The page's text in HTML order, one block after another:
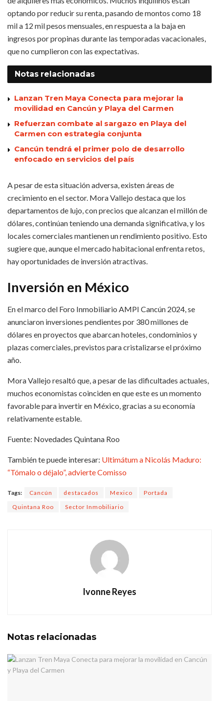
optando por reducir su renta, pasando de montos como 18
mil a 12 mil pesos mensuales, en respuesta a la baja en
ingresos por propinas durante las temporadas vacacionales,
que no cumplieron con las expectativas.
Notas relacionadas
Lanzan Tren Maya Conecta para mejorar la
movilidad en Cancún y Playa del Carmen
Refuerzan combate al sargazo en Playa del
Carmen con estrategia conjunta
Cancún tendrá el primer polo de desarrollo
enfocado en servicios del país
A pesar de esta situación adversa, existen áreas de
crecimiento en el sector. Mora Vallejo destaca que los
departamentos de lujo, con precios que alcanzan el millón de
dólares, continúan teniendo una demanda significativa, y los
locales comerciales mantienen un rendimiento positivo. Esto
sugiere que, aunque el mercado habitacional enfrenta retos,
hay oportunidades de inversión atractivas.
Inversión en México
En el marco del Foro Inmobiliario AMPI Cancún 2024, se
anunciaron inversiones pendientes por 380 millones de
dólares en proyectos que abarcan hoteles, condominios y
plazas comerciales, previstos para cristalizarse el próximo
año.
Mora Vallejo resaltó que, a pesar de las dificultades actuales,
muchos economistas coinciden en que este es un momento
favorable para invertir en México, gracias a su economía
relativamente estable.
Fuente: Novedades Quintana Roo
También te puede interesar: Ultimátum a Nicolás Maduro:
“Tómalo o déjalo”, advierte Comisso
Tags: Cancún destacados Mexico
Portada
Quintana Roo
Sector Inmobiliario
Ivonne Reyes
Notas relacionadas